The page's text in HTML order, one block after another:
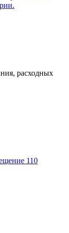
расходных
110